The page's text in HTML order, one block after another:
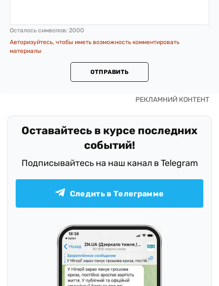
Осталось символов: 2000
Авторизуйтесь, чтобы иметь возможность комментировать
материалы
ОТПРАВИТЬ
Оставайтесь в курсе последних
событий!
Подписывайтесь на наш канал в Telegram
Следить в Телеграмме